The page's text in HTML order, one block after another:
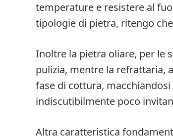
temperature e resistere al
tipologie di pietra, ritengo
Inoltre la pietra oliare, per le
pulizia, mentre la refrattaria,
fase di cottura,
indiscutibilmente poco
Altra caratteristica